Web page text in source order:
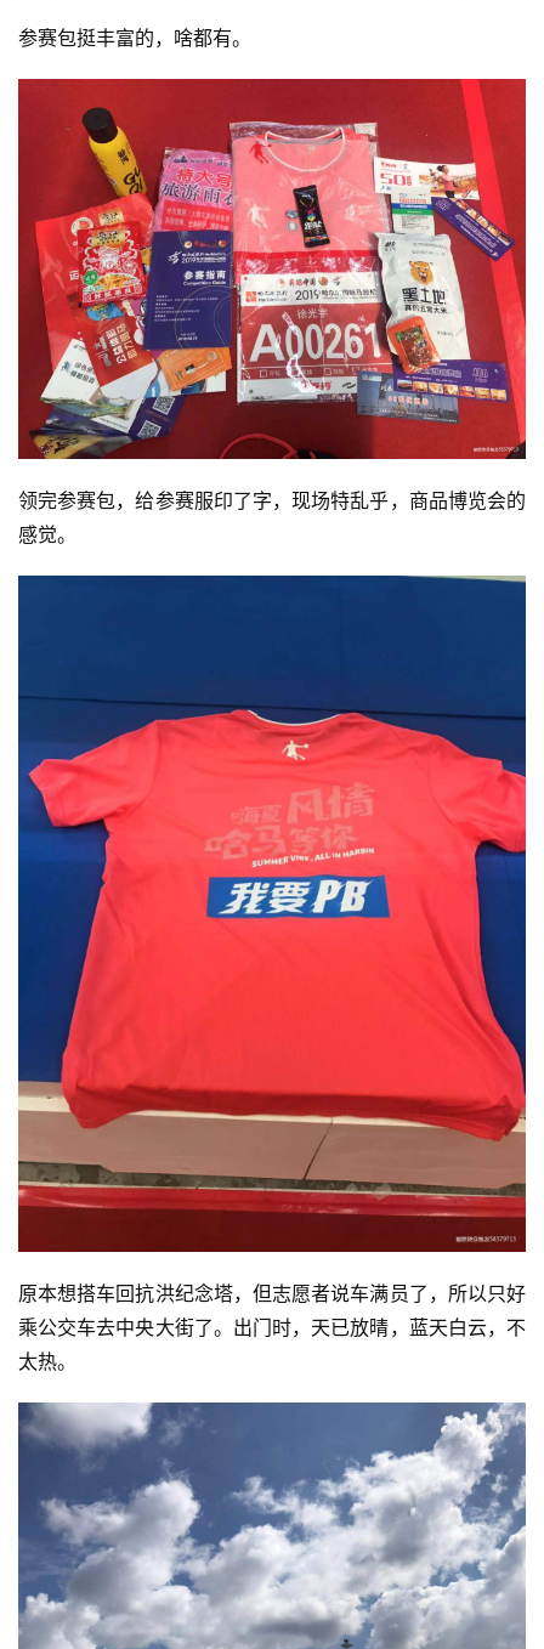
参赛包挺丰富的，啥都有。
领完参赛包，给参赛服印了字，现场特乱乎，商品博览会的
感觉。
原本想搭车回抗洪纪念塔，但志愿者说车满员了，所以只好
乘公交车去中央大街了。出门时，天已放晴，蓝天白云，不
太热。